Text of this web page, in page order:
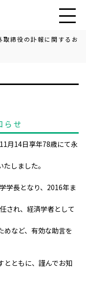
締役の訃報に関するお
らせ
月14日享年78歳にて永
しました。
学長となり、2016年ま
され、経済学者として
めなど、有効な助言を
とともに、謹んでお知